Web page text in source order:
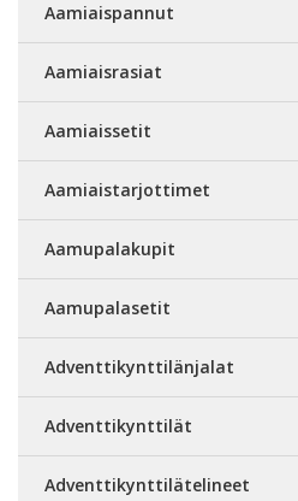
Aamiaispannut
Aamiaisrasiat
Aamiaissetit
Aamiaistarjottimet
Aamupalakupit
Aamupalasetit
Adventtikynttilänjalat
Adventtikynttilät
Adventtikynttilätelineet